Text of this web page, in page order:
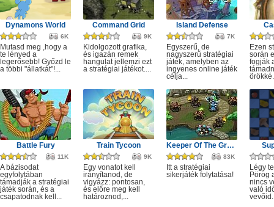
Dynamons World
6K
Mutasd meg ,hogy a
te lényed a
legerősebb! Győzd le
a többi "állatkát"!...
Command Grid
9K
Kidolgozott grafika,
és igazán remek
hangulat jellemzi ezt
a stratégiai játékot....
Island Defense
7K
Egyszerű, de
nagyszerű stratégiai
játék, amelyben az
ingyenes online játék
célja...
Ezen
során
fogják
Battle Fury
11K
A bázisodat
egyfolytában
támadják a stratégiai
játék során, és a
csapatodnak kell...
Train Tycoon
9K
Egy vonatot kell
irányítanod, de
vigyázz: pontosan,
és előre meg kell
határoznod,...
Keeper Of The Grove 2
83K
Itt a stratégiai
sikerjáték folytatása!
Légy
Pörög
nincs
való